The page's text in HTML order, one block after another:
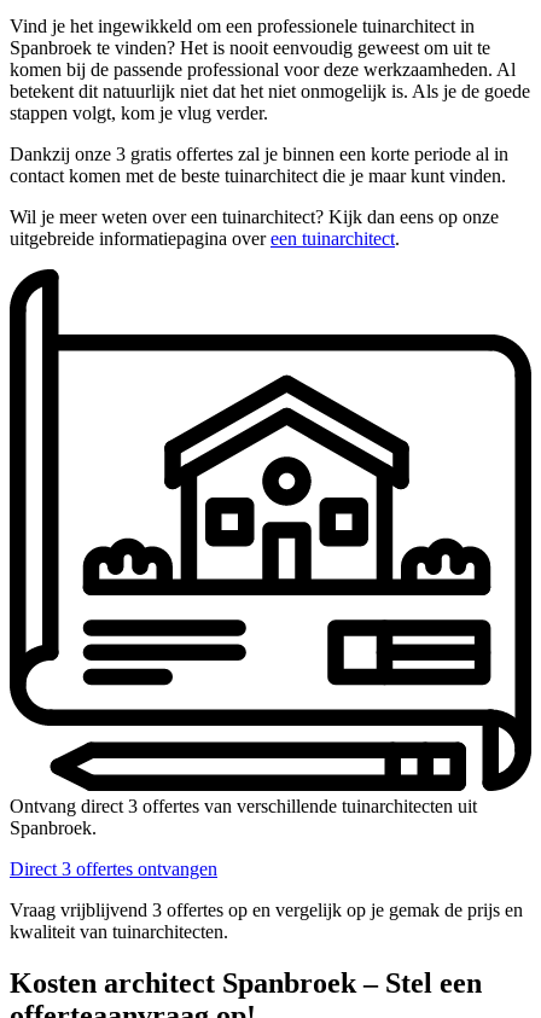
Vind je het ingewikkeld om een professionele tuinarchitect in
Spanbroek te vinden? Het is nooit eenvoudig geweest om uit te
komen bij de passende professional voor deze werkzaamheden. Al
betekent dit natuurlijk niet dat het niet onmogelijk is. Als je de goede
stappen volgt, kom je vlug verder.
Dankzij onze 3 gratis offertes zal je binnen een korte periode al in
contact komen met de beste tuinarchitect die je maar kunt vinden.
Wil je meer weten over een tuinarchitect? Kijk dan eens op onze
uitgebreide informatiepagina overeen tuinarchitect.
Ontvang direct 3 offertes van verschillende tuinarchitecten uit
Spanbroek.
Direct 3 offertes ontvangen
Vraag vrijblijvend 3 offertes op en vergelijk op je gemak de prijs en
kwaliteit van tuinarchitecten.
Kosten architect Spanbroek – Stel een